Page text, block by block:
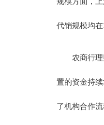
代销规模均
农商行
置的资金持
了机构合作